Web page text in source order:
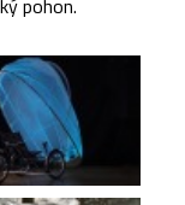
pohon.